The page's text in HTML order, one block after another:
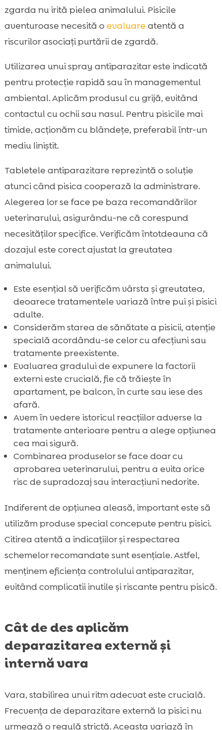
zgarda nu irită pielea animalului. Pisicile
aventuroase necesită o evaluare atentă a
riscurilor asociați purtării de zgardă.
Utilizarea unui spray antiparazitar este indicată
pentru protecție rapidă sau în managementul
ambiental. Aplicăm produsul cu grijă, evitând
contactul cu ochii sau nasul. Pentru pisicile mai
timide, acționăm cu blândețe, preferabil într-un
mediu liniștit.
Tabletele antiparazitare reprezintă o soluție
atunci când pisica cooperază la administrare.
Alegerea lor se face pe baza recomandărilor
veterinarului, asigurându-ne că corespund
necesităților specifice. Verificăm întotdeauna că
dozajul este corect ajustat la greutatea
animalului.
Este esențial să verificăm vârsta și greutatea,
deoarece tratamentele variază între pui și pisici
adulte.
Considerăm starea de sănătate a pisicii, atenție
specială acordându-se celor cu afecțiuni sau
tratamente preexistente.
Evaluarea gradului de expunere la factorii
externi este crucială, fie că trăiește în
apartament, pe balcon, în curte sau iese des
afară.
Avem în vedere istoricul reacțiilor adverse la
tratamente anterioare pentru a alege opțiunea
cea mai sigură.
Combinarea produselor se face doar cu
aprobarea veterinarului, pentru a evita orice
risc de supradozaj sau interacțiuni nedorite.
Indiferent de opțiunea aleasă, important este să
utilizăm produse special concepute pentru pisici.
Citirea atentă a indicațiilor și respectarea
schemelor recomandate sunt esențiale. Astfel,
menținem eficiența controlului antiparazitar,
evitând complicatii inutile și riscante pentru pisică.
Cât de des aplicăm
deparazitarea externă și
internă vara
Vara, stabilirea unui ritm adecvat este crucială.
Frecvența de deparazitare externă la pisici nu
urmează o regulă strictă. Aceasta variază în